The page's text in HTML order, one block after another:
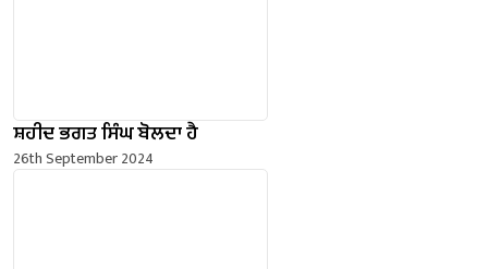
ਸ਼ਹੀਦ ਭਗਤ ਸਿੰਘ ਬੋਲਦਾ ਹੈ
26th September 2024